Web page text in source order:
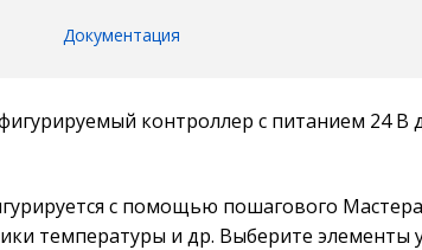
Документация
контроллер с питанием 24
с помощью пошагового
температуры и др. Выберите элементы